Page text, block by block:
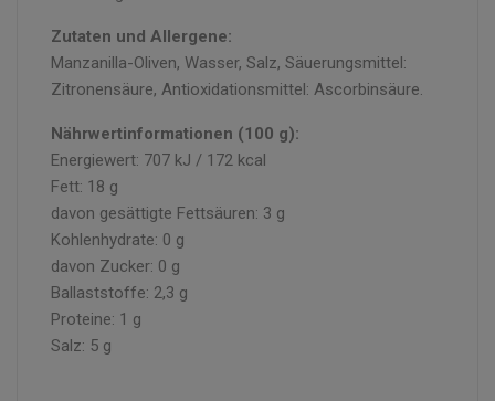
Zutaten und Allergene:
Manzanilla-Oliven, Wasser, Salz, Säuerungsmittel:
Zitronensäure, Antioxidationsmittel: Ascorbinsäure.
Nährwertinformationen (100 g):
Energiewert: 707 kJ / 172 kcal
Fett: 18 g
davon gesättigte Fettsäuren: 3 g
Kohlenhydrate: 0 g
davon Zucker: 0 g
Ballaststoffe: 2,3 g
Proteine: 1 g
Salz: 5 g